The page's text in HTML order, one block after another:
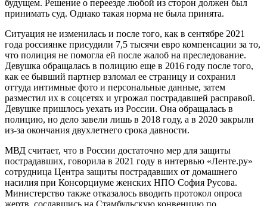
будущем. Решение о переезде любой из сторон должен был
принимать суд. Однако такая норма не была принята.
Ситуация не изменилась и после того, как в сентябре 2021
года россиянке присудили 7,5 тысячи евро компенсации за то,
что полиция не помогла ей после жалоб на преследование.
Девушка обращалась в полицию еще в 2016 году после того,
как ее бывший партнер взломал ее страницу и сохранил
оттуда интимные фото и персональные данные, затем
разместил их в соцсетях и угрожал пострадавшей расправой.
Девушке пришлось уехать из России. Она обращалась в
полицию, но дело завели лишь в 2018 году, а в 2020 закрыли
из-за окончания двухлетнего срока давности.
МВД считает, что в России достаточно мер для защиты
пострадавших, говорила в 2021 году в интервью «Ленте.ру»
сотрудница Центра защиты пострадавших от домашнего
насилия при Консорциуме женских НПО София Русова.
Министерство также отказалось вводить протокол опроса
жертв, сославшись на Стамбульскую конвенцию по